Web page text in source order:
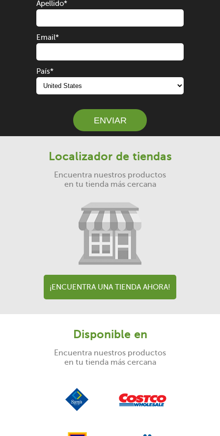
Apellido*
Email*
País*
Localizador de tiendas
Encuentra nuestros productos
en tu tienda más cercana
¡ENCUENTRA UNA TIENDA AHORA!
Disponible en
Encuentra nuestros productos
en tu tienda más cercana